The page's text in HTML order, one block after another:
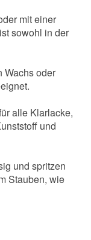
mit einer
sowohl in der
Wachs oder
alle Klarlacke,
und
und spritzen
Stauben, wie